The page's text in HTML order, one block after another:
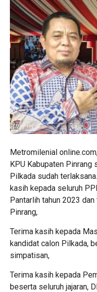
Metromilenial
KPU Kabupaten Pinrang
Pilkada sudah
kasih kepada seluruh
Pantarlih tahun 2023
Pinrang,
Terima kasih kepada
kandidat calon Pilkada,
simpatisan,
Terima kasih kepada
beserta seluruh jajaran,